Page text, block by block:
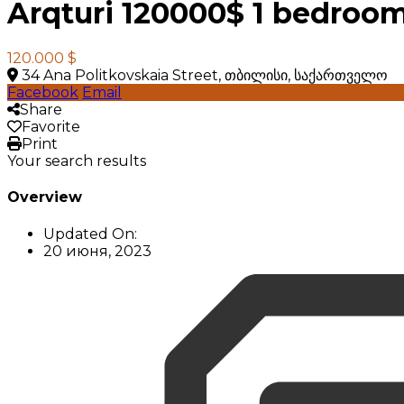
Arqturi 120000$ 1
120.000 $
34 Ana Politkovskaia Street, თბილისი, საქართველო
Facebook Email
Share
Favorite
Print
Your search results
Overview
Updated On:
20 июня, 2023